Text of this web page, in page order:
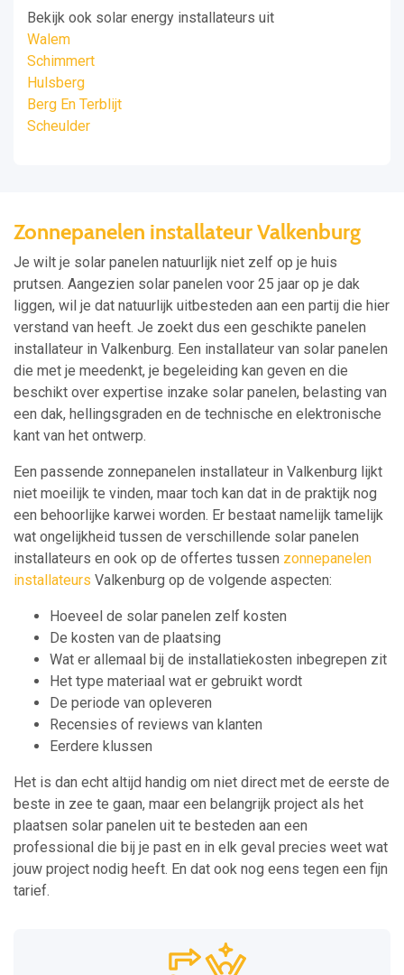
Bekijk ook solar energy installateurs uit
Walem
Schimmert
Hulsberg
Berg En Terblijt
Scheulder
Zonnepanelen installateur Valkenburg
Je wilt je solar panelen natuurlijk niet zelf op je huis
prutsen. Aangezien solar panelen voor 25 jaar op je dak
liggen, wil je dat natuurlijk uitbesteden aan een partij die hier
verstand van heeft. Je zoekt dus een geschikte panelen
installateur in Valkenburg. Een installateur van solar panelen
die met je meedenkt, je begeleiding kan geven en die
beschikt over expertise inzake solar panelen, belasting van
een dak, hellingsgraden en de technische en elektronische
kant van het ontwerp.
Een passende zonnepanelen installateur in Valkenburg lijkt
niet moeilijk te vinden, maar toch kan dat in de praktijk nog
een behoorlijke karwei worden. Er bestaat namelijk tamelijk
wat ongelijkheid tussen de verschillende solar panelen
installateurs en ook op de offertes tussen zonnepanelen
installateurs Valkenburg op de volgende aspecten:
Hoeveel de solar panelen zelf kosten
De kosten van de plaatsing
Wat er allemaal bij de installatiekosten inbegrepen zit
Het type materiaal wat er gebruikt wordt
De periode van opleveren
Recensies of reviews van klanten
Eerdere klussen
Het is dan echt altijd handig om niet direct met de eerste de
beste in zee te gaan, maar een belangrijk project als het
plaatsen solar panelen uit te besteden aan een
professional die bij je past en in elk geval precies weet wat
jouw project nodig heeft. En dat ook nog eens tegen een fijn
tarief.